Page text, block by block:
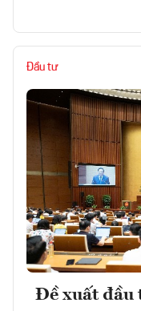
Đầu tư
Đề xuất đầu